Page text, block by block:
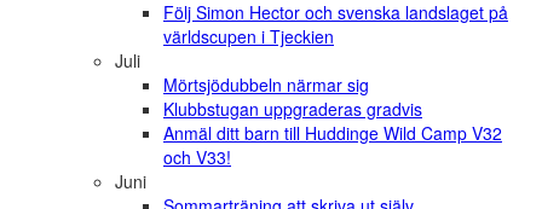
Följ Simon Hector och svenska landslaget på
världscupen i Tjeckien
Juli
Mörtsjödubbeln närmar sig
Klubbstugan uppgraderas gradvis
Anmäl ditt barn till Huddinge Wild Camp V32
och V33!
Juni